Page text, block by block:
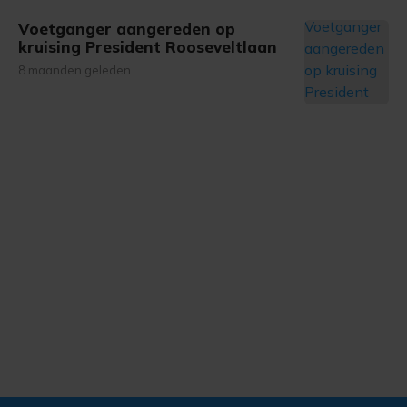
Voetganger aangereden op
kruising President Rooseveltlaan
8 maanden geleden